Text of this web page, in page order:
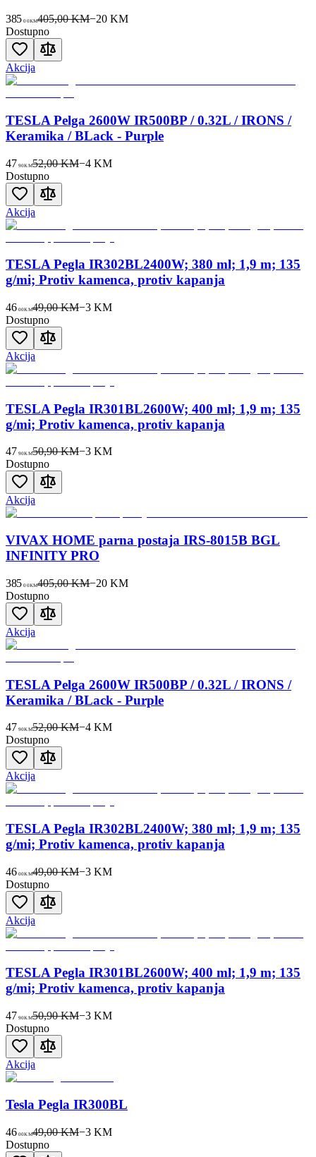
385 00KM405,00 KM−20 KM
Dostupno
Akcija
TESLA Pelga 2600W IR500BP / 0.32L / IRONS /
Keramika / BLack - Purple
47 90KM52,00 KM−4KM
Dostupno
Akcija
TESLA Pegla IR302BL2400W; 380 ml; 1,9 m; 135
g/mi; Protiv kamenca, protiv kapanja
46 00KM49,00 KM−3KM
Dostupno
Akcija
TESLA Pegla IR301BL2600W; 400 ml; 1,9 m; 135
g/mi; Protiv kamenca, protiv kapanja
47 90KM50,90 KM−3KM
Dostupno
Akcija
VIVAX HOME parna postaja IRS-8015B BGL
INFINITY PRO
385 00KM405,00 KM−20 KM
Dostupno
Akcija
TESLA Pelga 2600W IR500BP / 0.32L / IRONS /
Keramika / BLack - Purple
47 90KM52,00 KM−4KM
Dostupno
Akcija
TESLA Pegla IR302BL2400W; 380 ml; 1,9 m; 135
g/mi; Protiv kamenca, protiv kapanja
46 00KM49,00 KM−3KM
Dostupno
Akcija
TESLA Pegla IR301BL2600W; 400 ml; 1,9 m; 135
g/mi; Protiv kamenca, protiv kapanja
47 90KM50,90 KM−3KM
Dostupno
Akcija
Tesla Pegla IR300BL
46 00KM49,00 KM−3KM
Dostupno